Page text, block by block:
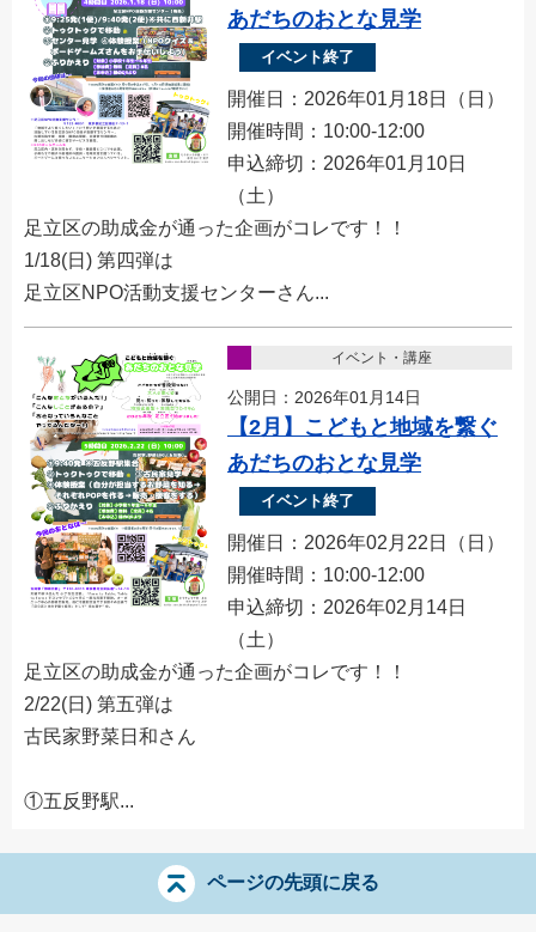
あだちのおとな見学
イベント終了
開催日：2026年01月18日（日）
開催時間：10:00-12:00
申込締切：2026年01月10日
（土）
足立区の助成金が通った企画がコレです！！
1/18(日) 第四弾は
足立区NPO活動支援センターさん...
イベント・講座
公開日：2026年01月14日
【2月】こどもと地域を繋ぐ
あだちのおとな見学
イベント終了
開催日：2026年02月22日（日）
開催時間：10:00-12:00
申込締切：2026年02月14日
（土）
足立区の助成金が通った企画がコレです！！
2/22(日) 第五弾は
古民家野菜日和さん
①五反野駅...
ページの先頭に戻る